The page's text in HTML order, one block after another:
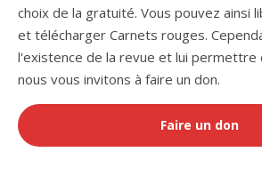
choix de la gratuité. Vous pouvez ainsi
et télécharger Carnets rouges.
l'existence de la revue et lui permettre
nous vous invitons à faire un don.
Faire un don